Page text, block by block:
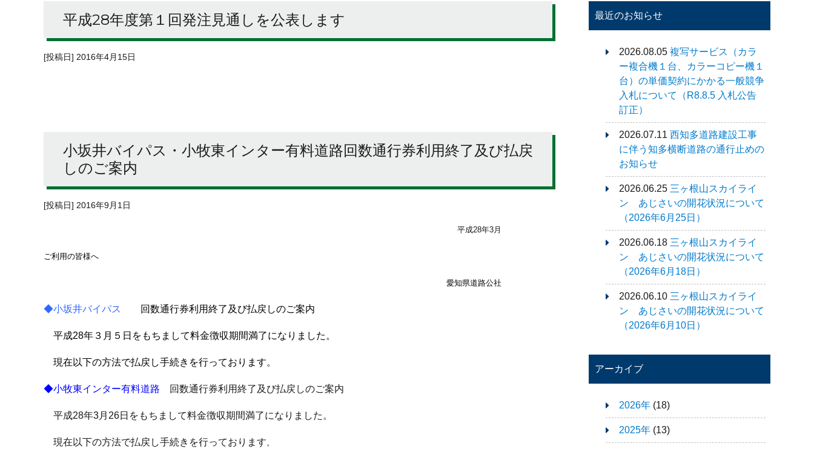
平成28年度第１回発注見通しを公表します
[投稿日] 2016年4月15日
小坂井バイパス・小牧東インター有料道路回数通行券利用終了及び払戻
しのご案内
[投稿日] 2016年9月1日
平成28年3月
ご利用の皆様へ
愛知県道路公社
◆小坂井バイパス 回数通行券利用終了及び払戻しのご案内
平成28年３月５日をもちまして料金徴収期間満了になりました。
現在以下の方法で払戻し手続きを行っております。
◆小牧東インター有料道路 回数通行券利用終了及び払戻しのご案内
平成28年3月26日をもちまして料金徴収期間満了になりました。
現在以下の方法で払戻し手続きを行っております 。
最近のお知らせ
2026.08.05 複写サービス（カラ
ー複合機１台、カラーコピー機１
台）の単価契約にかかる一般競争
入札について（R8.8.5 入札公告
訂正）
2026.07.11 西知多道路建設工事
に伴う知多横断道路の通行止めの
お知らせ
2026.06.25 三ヶ根山スカイライ
ン あじさいの開花状況について
（2026年6月25日）
2026.06.18 三ヶ根山スカイライ
ン あじさいの開花状況について
（2026年6月18日）
2026.06.10 三ヶ根山スカイライ
ン あじさいの開花状況について
（2026年6月10日）
アーカイブ
2026年 (18)
2025年 (13)